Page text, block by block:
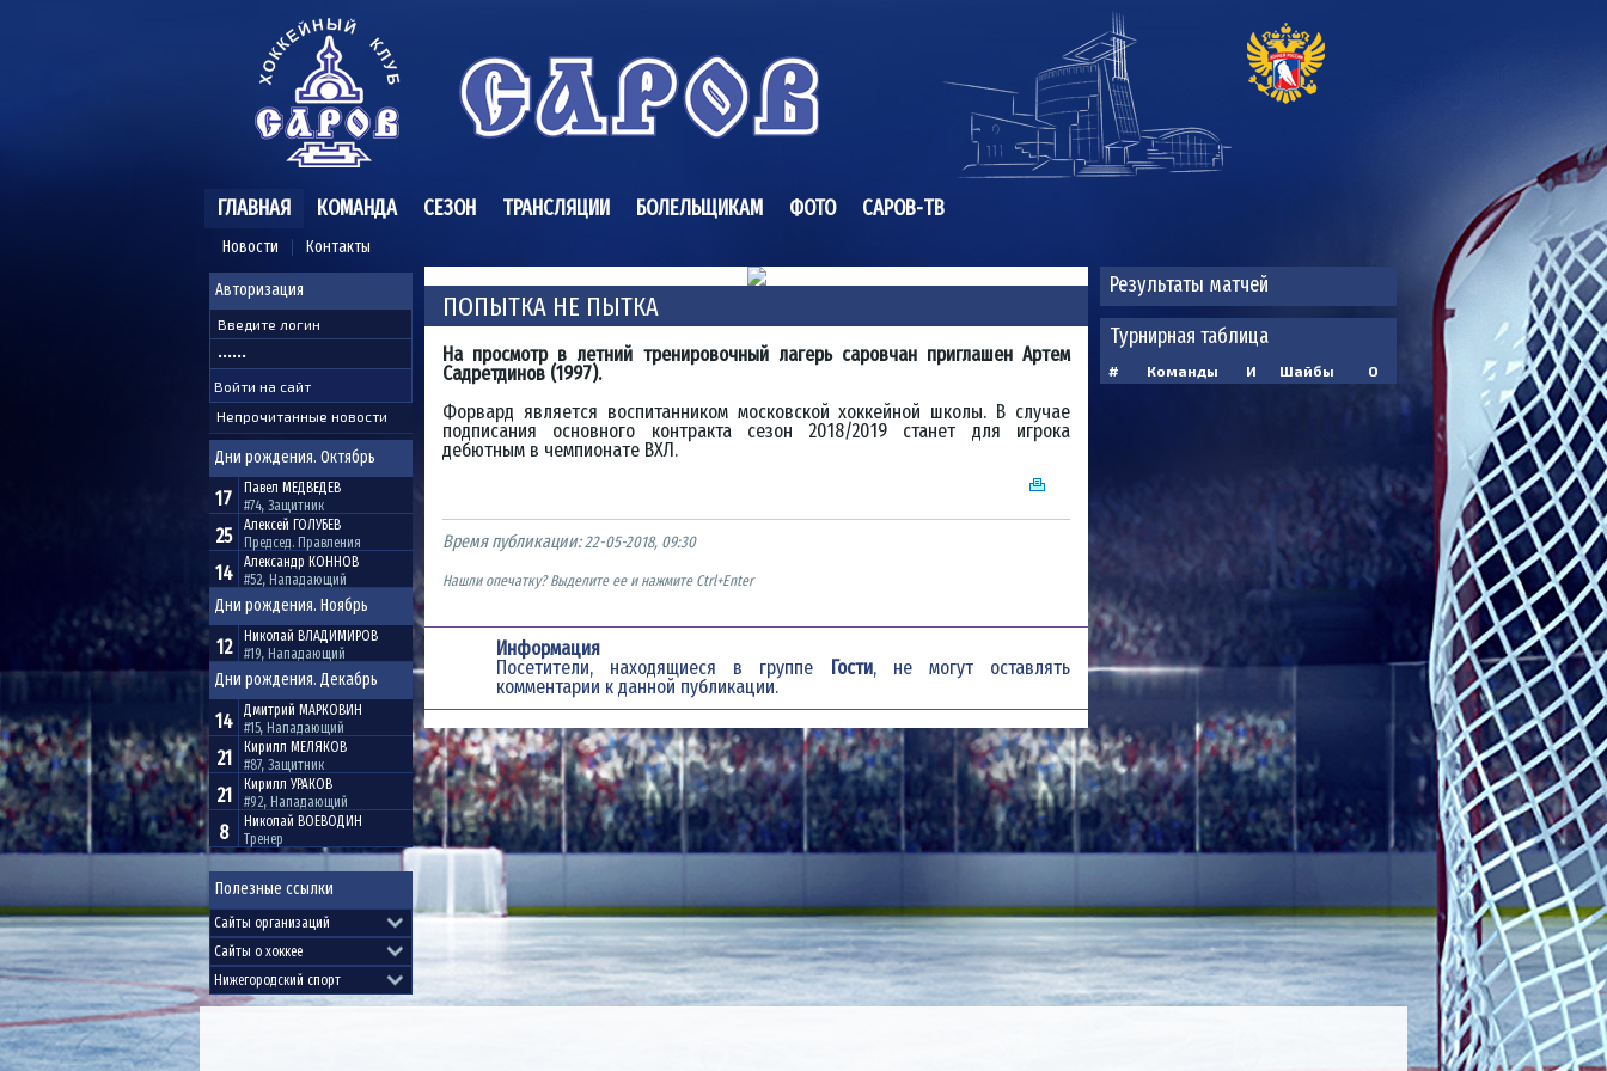
ГЛАВНАЯ
Новости Контакты
КОМАНДА СЕЗОН ТРАНСЛЯЦИИ БОЛЕЛЬЩИКАМ ФОТО САРОВ-ТВ
Авторизация
Непрочитанные новости
Дни рождения. Октябрь
17 Павел МЕДВЕДЕВ
#74, Защитник
25 Алексей ГОЛУБЕВ
Председ. Правления
14 Александр КОННОВ
#52, Нападающий
Дни рождения. Ноябрь
12 Николай ВЛАДИМИРОВ
#19, Нападающий
Дни рождения. Декабрь
14 Дмитрий МАРКОВИН
#15, Нападающий
21 Кирилл МЕЛЯКОВ
#87, Защитник
21 Кирилл УРАКОВ
#92, Нападающий
8 Николай ВОЕВОДИН
Тренер
Полезные ссылки
ПОПЫТКА НЕ ПЫТКА
На просмотр в летний тренировочный лагерь саровчан приглашен Артем
Садретдинов (1997).
Форвард является воспитанником московской хоккейной школы. В случае
подписания основного контракта сезон 2018/2019 станет для игрока
дебютным в чемпионате ВХЛ.
Время публикации:22-05-2018, 09:30
Нашли опечатку? Выделите ее и нажмите Ctrl+Enter
Информация
Посетители, находящиеся в группе Гости, не могут оставлять
комментарии к данной публикации.
Результаты матчей
Турнирная таблица
# Команды И Шайбы О